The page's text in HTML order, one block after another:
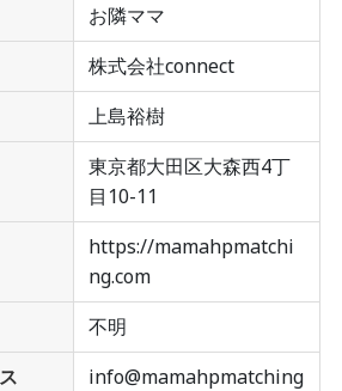
お隣ママ
株式会社connect
上島裕樹
東京都大田区大森西4丁
目10-11
https://mamahpmatchi
ng.com
不明
info@mamahpmatching